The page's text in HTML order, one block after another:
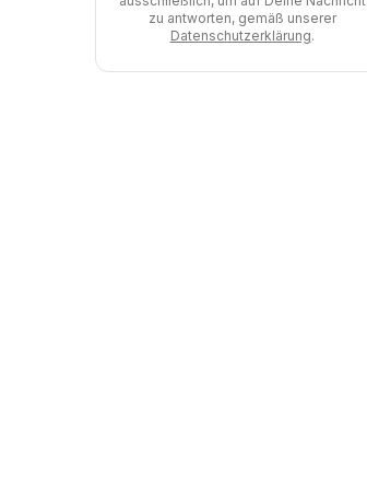
zu antworten, gemäß unserer
Datenschutzerklärung.